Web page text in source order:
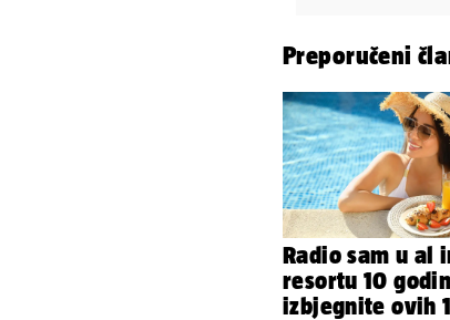
Preporučeni
Radio sam u al
resortu 10
izbjegnite ovih